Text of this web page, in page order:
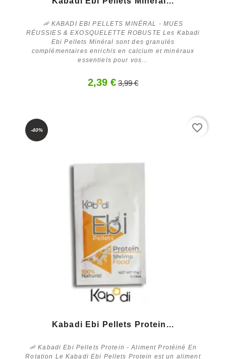
Acheter
🦐 KABADI EBI PELLETS MINÉRAL - MUES
RÉUSSIES & EXOSQUELETTE ROBUSTE Les Kabadi
Ebi Pellets Minéral sont des granulés
complémentaires enrichis en calcium et minéraux
essentiels pour vos...
2,39 € 3,99 €
-40%
Kabadi Ebi Pellets Protein...
🦐 Kabadi Ebi Pellets Protein - Aliment Protéiné En
Rotation Le Kabadi Ebi Pellets Protein est un aliment
favorite_border